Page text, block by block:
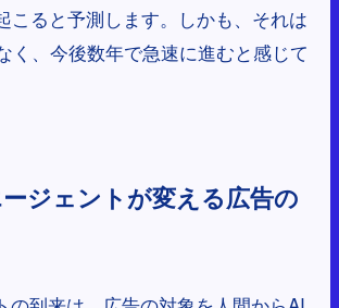
こると予測します。しかも、それは
く、今後数年で急速に進むと感じて
ジェントが変える広告の